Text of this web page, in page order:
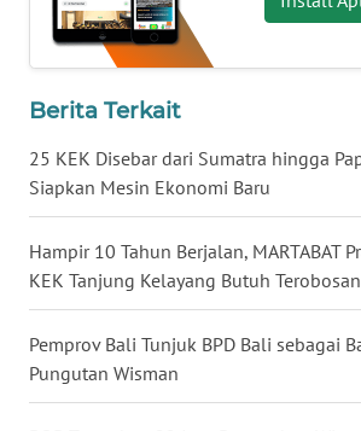
Berita Terkait
25 KEK Disebar dari Sumatra hingga
Siapkan Mesin Ekonomi Baru
Hampir 10 Tahun Berjalan, MARTABAT
KEK Tanjung Kelayang Butuh
Pemprov Bali Tunjuk BPD Bali sebagai
Pungutan Wisman
WN
MALUKU
MALUT
DAIRI
WN
DANAU
TOBA